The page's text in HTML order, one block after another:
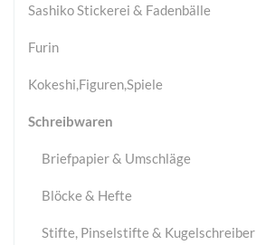
Sashiko Stickerei & Fadenbälle
Furin
Kokeshi,Figuren,Spiele
Schreibwaren
Briefpapier & Umschläge
Blöcke & Hefte
Stifte, Pinselstifte & Kugelschreiber